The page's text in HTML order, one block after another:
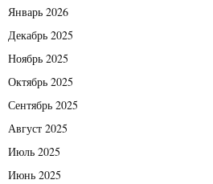
Январь 2026
Декабрь 2025
Ноябрь 2025
Октябрь 2025
Сентябрь 2025
Август 2025
Июль 2025
Июнь 2025